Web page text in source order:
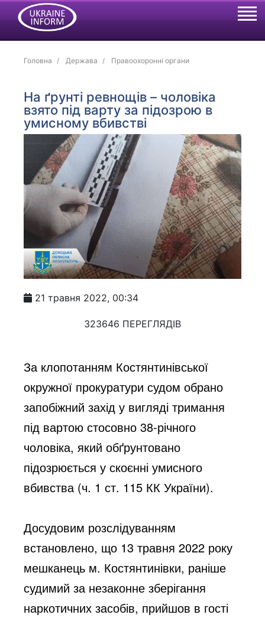
Головна Держава Правоохоронні органи
На ґрунті ревнощів – чоловіка
взято під варту за підозрою в
умисному вбивстві
21 травня 2022, 00:34
323646 ПЕРЕГЛЯДІВ
За клопотанням Костянтинівської
окружної прокуратури судом обрано
запобіжний захід у вигляді тримання
під вартою стосовно 38-річного
чоловіка, який обґрунтовано
підозрюється у скоєнні умисного
вбивства (ч. 1 ст. 115 КК України).
Досудовим розслідуванням
встановлено, що 13 травня 2022 року
мешканець м. Костянтинівки, раніше
судимий за незаконне зберігання
наркотичних засобів, прийшов в гості